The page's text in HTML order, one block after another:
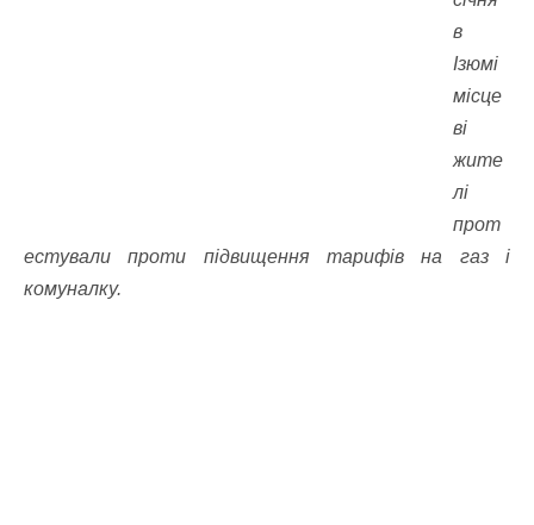
в
Ізюмі
місце
ві
жите
лі
прот
естували проти підвищення тарифів на газ і
комуналку.